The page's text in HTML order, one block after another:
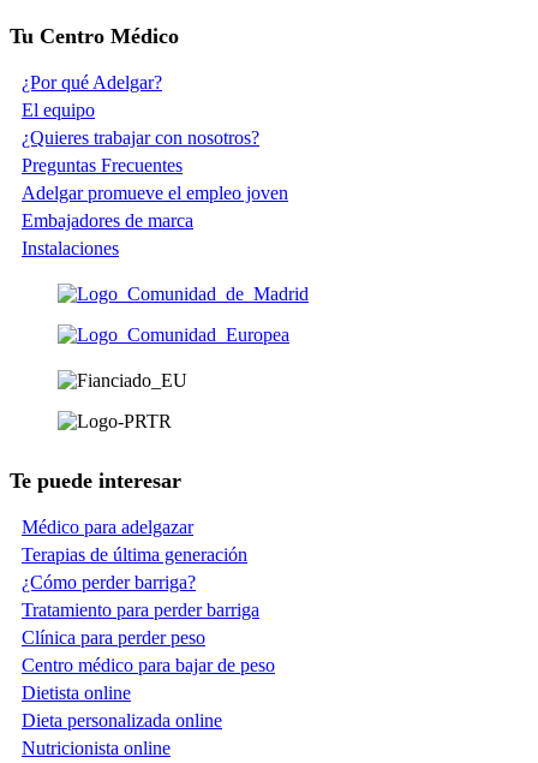
Tu Centro Médico
¿Por qué Adelgar?
El equipo
¿Quieres trabajar con nosotros?
Preguntas Frecuentes
Adelgar promueve el empleo joven
Embajadores de marca
Instalaciones
Te puede interesar
Médico para adelgazar
Terapias de última generación
¿Cómo perder barriga?
Tratamiento para perder barriga
Clínica para perder peso
Centro médico para bajar de peso
Dietista online
Dieta personalizada online
Nutricionista online